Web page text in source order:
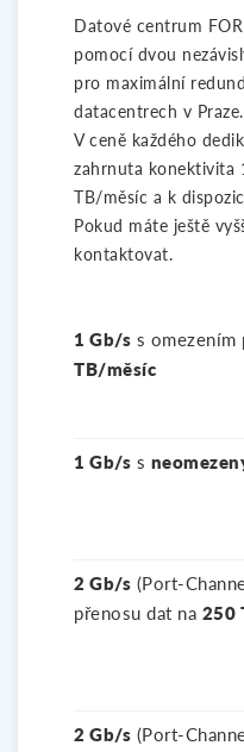
Datové centrum
pomocí dvou
pro maximální
datacentrech v Praze.
V ceně každého
zahrnuta konektivita
TB/měsíc a k
Pokud máte ještě
kontaktovat.
1 Gb/s s omezením
TB/měsíc
1 Gb/s s
2 Gb/s (Port-
přenosu dat na 250
2 Gb/s (Port-